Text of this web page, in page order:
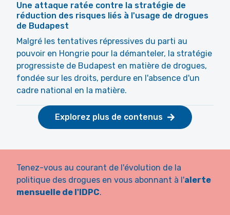
Une attaque ratée contre la stratégie de
réduction des risques liés à l'usage de drogues
de Budapest
Malgré les tentatives répressives du parti au
pouvoir en Hongrie pour la démanteler, la stratégie
progressiste de Budapest en matière de drogues,
fondée sur les droits, perdure en l'absence d'un
cadre national en la matière.
Explorez plus de contenus
Tenez-vous au courant de l'évolution de la
politique des drogues en vous abonnant à l'alerte
mensuelle de l'IDPC.